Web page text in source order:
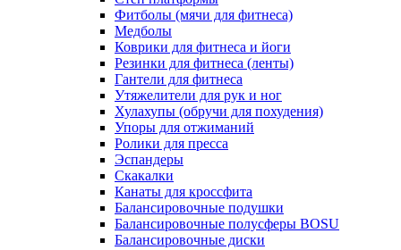
Фитболы (мячи для фитнеса)
Медболы
Коврики для фитнеса и йоги
Резинки для фитнеса (ленты)
Гантели для фитнеса
Утяжелители для рук и ног
Хулахупы (обручи для похудения)
Упоры для отжиманий
Ролики для пресса
Эспандеры
Скакалки
Канаты для кроссфита
Балансировочные подушки
Балансировочные полусферы BOSU
Балансировочные диски